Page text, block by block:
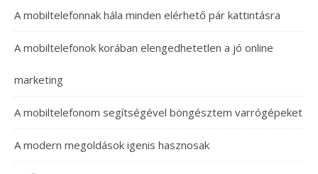
A mobiltelefonnak hála minden elérhető pár kattintásra
A mobiltelefonok korában elengedhetetlen a jó online
marketing
A mobiltelefonom segítségével böngésztem varrógépeket
A modern megoldások igenis hasznosak